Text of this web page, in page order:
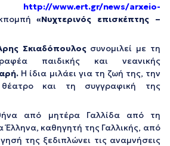
http://www.ert.gr/news/arxeio-
«Νυχτερινός επισκέπτης –
Σκιαδόπουλοςσυνομιλεί με τη
παιδικής και νεανικής
. Η ίδια μιλάει για τη ζωή της, την
και τη συγγραφική της
από μητέρα Γαλλίδα από τη
Έλληνα, καθηγητή της Γαλλικής, από
της ξεδιπλώνει τις αναμνήσεις